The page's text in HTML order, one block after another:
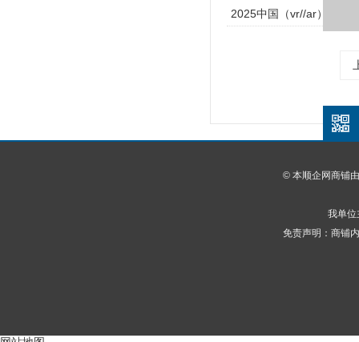
2025中国（vr//ar）展览
© 本顺企网商铺由
我单位
免责声明：商铺